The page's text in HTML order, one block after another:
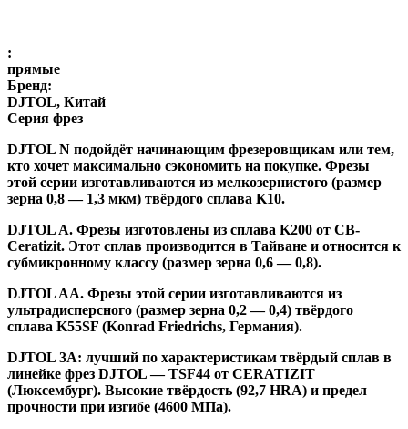
:
прямые
Бренд:
DJTOL, Китай
Серия фрез
DJTOL N подойдёт начинающим фрезеровщикам или тем,
кто хочет максимально сэкономить на покупке. Фрезы
этой серии изготавливаются из мелкозернистого (размер
зерна 0,8 — 1,3 мкм) твёрдого сплава K10.
DJTOL A. Фрезы изготовлены из сплава K200 от CB-
Ceratizit. Этот сплав производится в Тайване и относится к
субмикронному классу (размер зерна 0,6 — 0,8).
DJTOL AA. Фрезы этой серии изготавливаются из
ультрадисперсного (размер зерна 0,2 — 0,4) твёрдого
сплава K55SF (Konrad Friedrichs, Германия).
DJTOL 3A: лучший по характеристикам твёрдый сплав в
линейке фрез DJTOL — TSF44 от CERATIZIT
(Люксембург). Высокие твёрдость (92,7 HRA) и предел
прочности при изгибе (4600 МПа).